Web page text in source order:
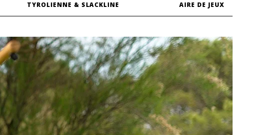
TYROLIENNE & SLACKLINE AIRE DE JEUX